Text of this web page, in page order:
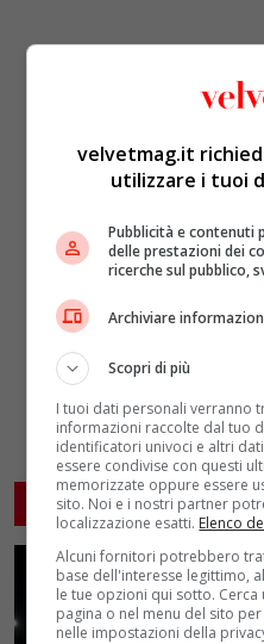
ARTICOLI CORRELATI
velvetmag.it
utilizzare i tuoi
Pubblicità e contenuti
delle prestazioni dei
ricerche sul pubblico,
Archiviare
Scopri di più
I tuoi dati personali verranno
informazioni raccolte dal tuo
identificatori univoci e altri
essere condivise con questi
memorizzate oppure essere
sito. Noi e i nostri partner
localizzazione esatti. Elenco
Alcuni fornitori potrebbero
base dell'interesse legittimo,
le tue opzioni qui sotto.
pagina o nel menu del sito
nelle impostazioni della